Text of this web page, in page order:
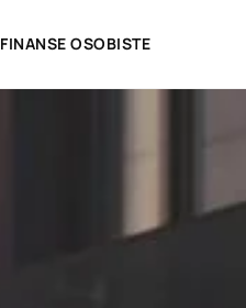
FINANSE OSOBISTE